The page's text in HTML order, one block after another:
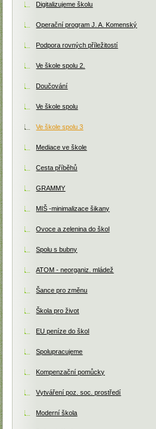
Digitalizujeme školu
Operační program J. A. Komenský
Podpora rovných příležitostí
Ve škole spolu 2.
Doučování
Ve škole spolu
Ve škole spolu 3
Mediace ve škole
Cesta příběhů
GRAMMY
MIŠ -minimalizace šikany
Ovoce a zelenina do škol
Spolu s bubny
ATOM - neorganiz. mládež
Šance pro změnu
Škola pro život
EU peníze do škol
Spolupracujeme
Kompenzační pomůcky
Vytváření poz. soc. prostředí
Moderní škola